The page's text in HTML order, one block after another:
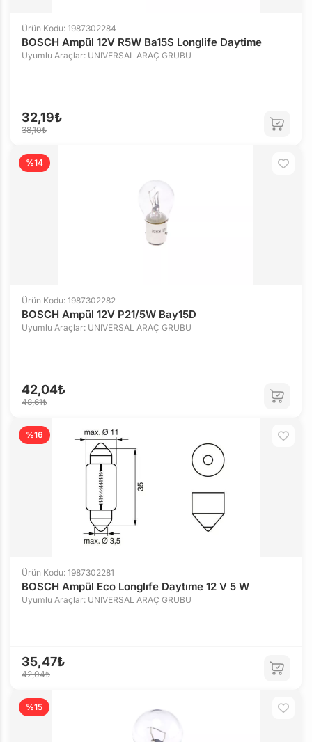
Ürün Kodu: 1987302284
BOSCH Ampül 12V R5W Ba15S Longlife Daytime
Uyumlu Araçlar: UNIVERSAL ARAÇ GRUBU
32,19₺
38,10₺
%14
Ürün Kodu: 1987302282
BOSCH Ampül 12V P21/5W Bay15D
Uyumlu Araçlar: UNIVERSAL ARAÇ GRUBU
42,04₺
48,61₺
%16
Ürün Kodu: 1987302281
BOSCH Ampül Eco Longlıfe Daytıme 12 V 5 W
Uyumlu Araçlar: UNIVERSAL ARAÇ GRUBU
35,47₺
42,04₺
%15